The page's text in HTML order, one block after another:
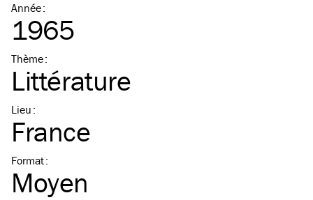
Année:
1965
Thème:
Littérature
Lieu :
France
Format:
Moyen